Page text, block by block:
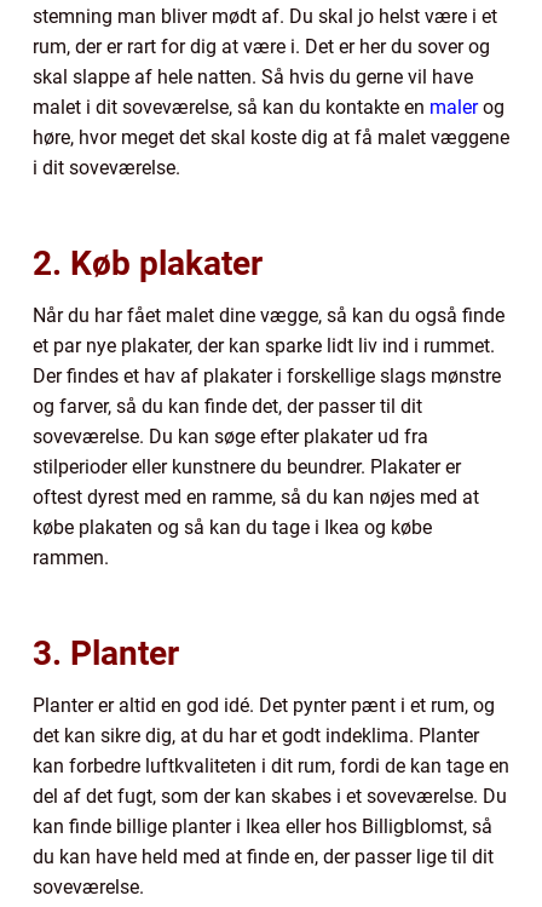
stemning man bliver mødt af. Du skal jo helst være i et
rum, der er rart for dig at være i. Det er her du sover og
skal slappe af hele natten. Så hvis du gerne vil have
malet i dit soveværelse, så kan du kontakte en malerog
høre, hvor meget det skal koste dig at få malet væggene
i dit soveværelse.
2. Køb plakater
Når du har fået malet dine vægge, så kan du også finde
et par nye plakater, der kan sparke lidt liv ind i rummet.
Der findes et hav af plakater i forskellige slags mønstre
og farver, så du kan finde det, der passer til dit
soveværelse. Du kan søge efter plakater ud fra
stilperioder eller kunstnere du beundrer. Plakater er
oftest dyrest med en ramme, så du kan nøjes med at
købe plakaten og så kan du tage i Ikea og købe
rammen.
3. Planter
Planter er altid en god idé. Det pynter pænt i et rum, og
det kan sikre dig, at du har et godt indeklima. Planter
kan forbedre luftkvaliteten i dit rum, fordi de kan tage en
del af det fugt, som der kan skabes i et soveværelse. Du
kan finde billige planter i Ikea eller hos Billigblomst, så
du kan have held med at finde en, der passer lige til dit
soveværelse.